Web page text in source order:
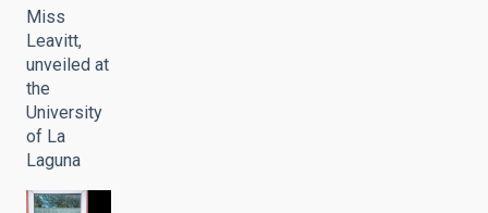
Miss
Leavitt,
unveiled at
the
University
of La
Laguna